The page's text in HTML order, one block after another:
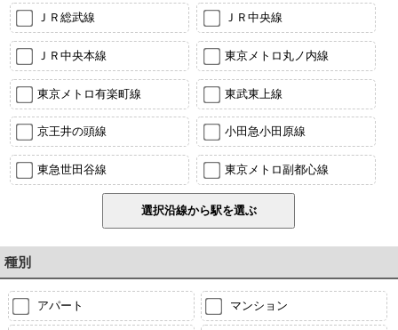
ＪＲ総武線 ＪＲ中央線
ＪＲ中央本線 東京メトロ丸ノ内線
東京メトロ有楽町線 東武東上線
京王井の頭線 小田急小田原線
東急世田谷線 東京メトロ副都心線
種別
アパート マンション